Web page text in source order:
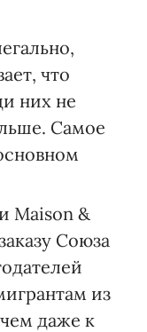
что
них не
Самое
Maison &
Союза
из
даже к